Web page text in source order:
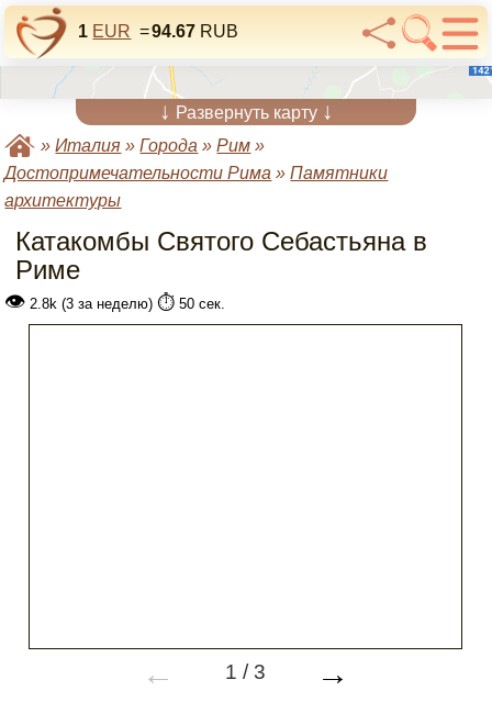
1 EUR =94.67 RUB
↓ Развернуть карту ↓
»Италия »Города »Рим »
Достопримечательности Рима »Памятники
архитектуры
Катакомбы Святого Себастьяна в
Риме
👁 2.8k (3 за неделю) ⏱️ 50 сек.
← 1 /3 →